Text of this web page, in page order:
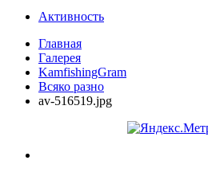
Активность
Главная
Галерея
KamfishingGram
Всяко разно
av-516519.jpg